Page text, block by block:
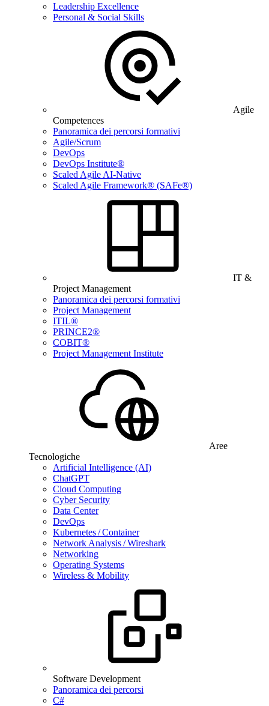
Leadership Excellence
Personal & Social Skills
Agile
Competences
Panoramica dei percorsi formativi
Agile/Scrum
DevOps
DevOps Institute®
Scaled Agile AI-Native
Scaled Agile Framework® (SAFe®)
IT &
Project Management
Panoramica dei percorsi formativi
Project Management
ITIL®
PRINCE2®
COBIT®
Project Management Institute
Aree
Tecnologiche
Artificial Intelligence (AI)
ChatGPT
Cloud Computing
Cyber Security
Data Center
DevOps
Kubernetes / Container
Network Analysis / Wireshark
Networking
Operating Systems
Wireless & Mobility
Software Development
Panoramica dei percorsi
C#